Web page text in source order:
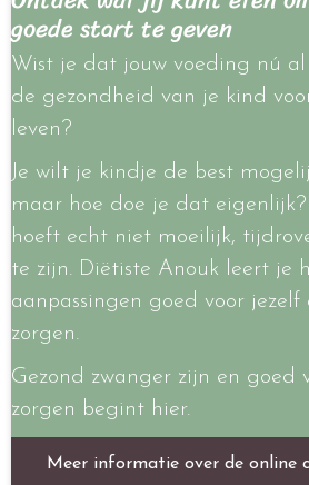
goede start te geven
Wist je dat jouw voeding nú
de gezondheid van je kind
leven?
Je wilt je kindje de best
maar hoe doe je dat
hoeft echt niet moeilijk,
te zijn. Diëtiste Anouk leert je
aanpassingen goed voor
zorgen.
Gezond zwanger zijn en goed
zorgen begint hier.
Meer informatie over de online